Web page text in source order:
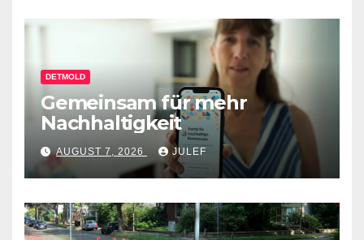
DETMOLD
Gemeinsam für mehr
Nachhaltigkeit
AUGUST 7, 2026 JULEF